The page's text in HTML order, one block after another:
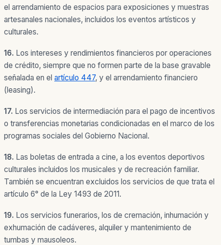
el arrendamiento de espacios para exposiciones y muestras
artesanales nacionales, incluidos los eventos artísticos y
culturales.
16. Los intereses y rendimientos financieros por operaciones
de crédito, siempre que no formen parte de la base gravable
señalada en el artículo 447, y el arrendamiento financiero
(leasing).
17. Los servicios de intermediación para el pago de incentivos
o transferencias monetarias condicionadas en el marco de los
programas sociales del Gobierno Nacional.
18. Las boletas de entrada a cine, a los eventos deportivos
culturales incluidos los musicales y de recreación familiar.
También se encuentran excluidos los servicios de que trata el
artículo 6° de la Ley 1493 de 2011.
19. Los servicios funerarios, los de cremación, inhumación y
exhumación de cadáveres, alquiler y mantenimiento de
tumbas y mausoleos.